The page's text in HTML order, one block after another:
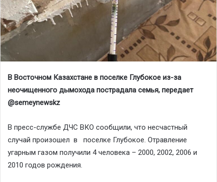
В Восточном Казахстане в поселке Глубокое из-за
неочищенного дымохода пострадала семья, передает
@semeynewskz
В пресс-службе ДЧС ВКО сообщили, что несчастный
случай произошел в поселке Глубокое. Отравление
угарным газом получили 4 человека – 2000, 2002, 2006 и
2010 годов рождения.